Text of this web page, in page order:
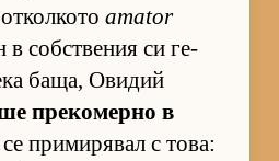
amator
в соб­с­т­ве­ния си ге­
ба­ща, Ови­дий
пре­ко­мерно в
при­ми­ря­вал с то­ва: